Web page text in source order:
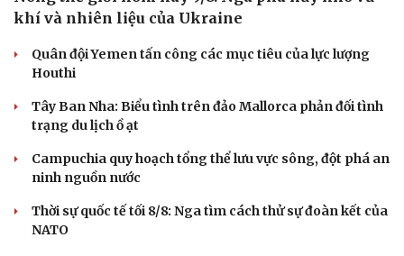
khí và nhiên liệu của Ukraine
Quân đội Yemen tấn công các mục tiêu của lực lượng
Houthi
Tây Ban Nha: Biểu tình trên đảo Mallorca phản đối tình
trạng du lịch ồ ạt
Campuchia quy hoạch tổng thể lưu vực sông, đột phá an
ninh nguồn nước
Thời sự quốc tế tối 8/8: Nga tìm cách thử sự đoàn kết của
NATO